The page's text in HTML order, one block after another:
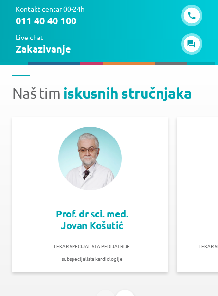
Kontakt centar 00-24h
011 40 40 100
Live chat
Zakazivanje
Naš tim iskusnih stručnjaka
Prof. dr sci. med.
Jovan Košutić
LEKAR SPECIJALISTA PEDIJATRIJE
subspecijalista kardiologije
LEKAR